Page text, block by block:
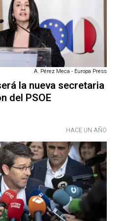
A. Pérez Meca - Europa Press
la nueva secretaria
del PSOE
HACE UN AÑO